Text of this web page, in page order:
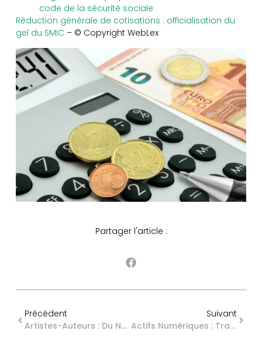
code de la sécurité sociale
Réduction générale de cotisations : officialisation du
gel du SMIC – © Copyright WebLex
Partager l'article :
Précédent
Artistes-Auteurs : Du Nouveau Pour Le Calendrier Des Cotisations
Suivant
Actifs Numériques : Transfert De Propriété Et Sûreté